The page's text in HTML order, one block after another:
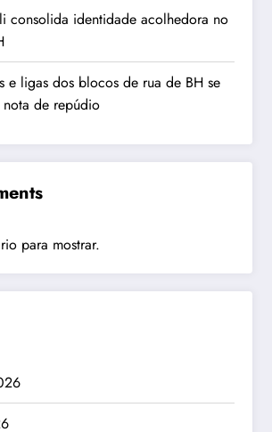
consolida identidade acolhedora no
e ligas dos blocos de rua de BH se
nota de repúdio
para mostrar.